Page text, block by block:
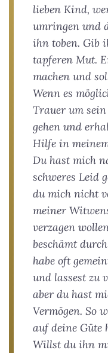
lieben Kind,
umringen und
ihn toben. Gib
tapferen Mut.
machen und
Wenn es
Trauer um
gehen und
Hilfe in
Du hast mich
schweres Leid
du mich nicht
meiner
verzagen
beschämt
habe oft
und lassest zu
aber du hast
Vermögen. So
auf deine Güte
Willst du ihn